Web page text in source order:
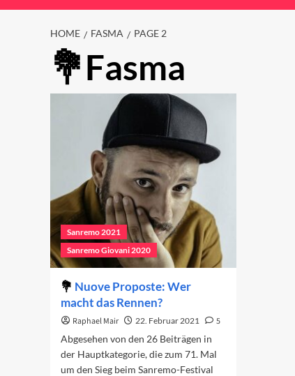
HOME FASMA PAGE 2
Fasma
Sanremo 2021
Sanremo Giovani 2020
Nuove Proposte: Wer
macht das Rennen?
Raphael Mair 22. Februar 2021
5
Abgesehen von den 26 Beiträgen in
der Hauptkategorie, die zum 71. Mal
um den Sieg beim Sanremo-Festival